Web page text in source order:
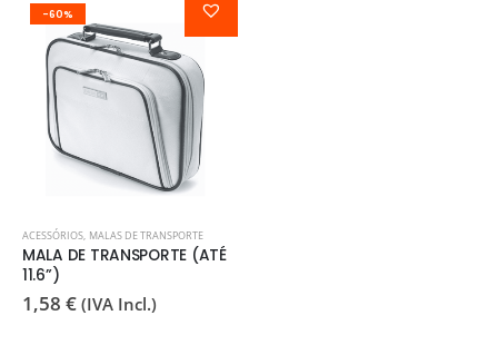
-60%
ACESSÓRIOS, MALAS DE TRANSPORTE
MALA DE TRANSPORTE (ATÉ
11.6”)
1,58 € (IVA Incl.)